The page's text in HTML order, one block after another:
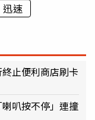
迅速
止便利商店刷卡
叭按不停」連撞